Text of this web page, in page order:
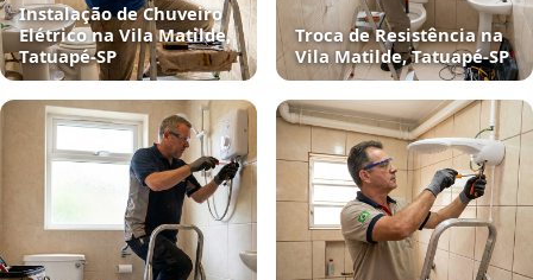
Instalação de Chuveiro
Elétrico na Vila Matilde,
Tatuapé‑SP
Troca de Resistência na
Vila Matilde, Tatuapé‑SP